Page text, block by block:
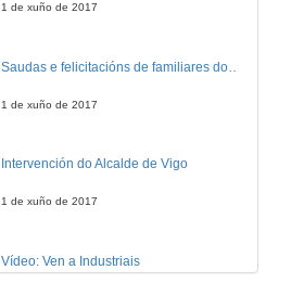
1 de xuño de 2017
1 de xuño de 2017
Intervención do Alcalde de Vigo
1 de xuño de 2017
Vídeo: Ven a Industriais